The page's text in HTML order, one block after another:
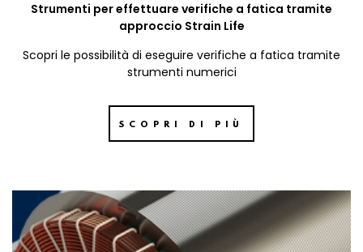
Strumenti per effettuare verifiche a fatica tramite
approccio Strain Life
Scopri le possibilità di eseguire verifiche a fatica tramite
strumenti numerici
SCOPRI DI PIÙ